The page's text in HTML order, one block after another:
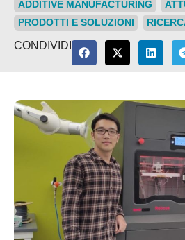
ADDITIVE MANUFACTURING
PRODOTTI E SOLUZIONI
CONDIVIDI